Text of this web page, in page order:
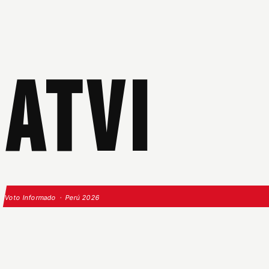
ATVI
Voto Informado · Perú 2026